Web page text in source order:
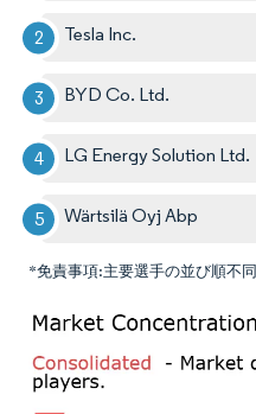
Tesla Inc.
BYD Co. Ltd.
LG Energy Solution Ltd.
Wärtsilä Oyj Abp
*免責事項:主要選手の並び順不同